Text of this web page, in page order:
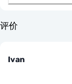
评价
Ivan